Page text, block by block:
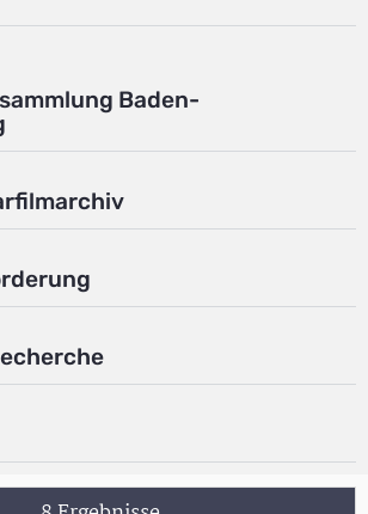
Baden-